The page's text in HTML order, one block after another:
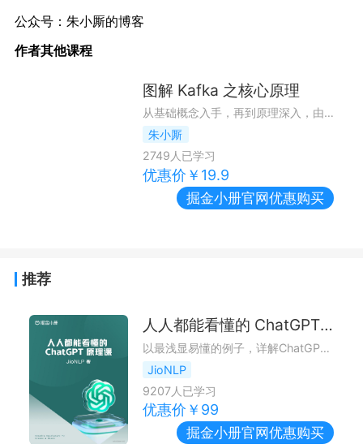
公众号：朱小厮的博客
作者其他课程
图解 Kafka 之核心原理
从基础概念入手，再到原理深入，由浅入深理解 Kafka
朱小厮
2749 人已学习
优惠价￥ 19.9
掘金小册官网优惠购买
推荐
人人都能看懂的 ChatGPT 原理课
以最浅显易懂的例子，详解ChatGPT原理。AI抢跑时代，助你把握先机！
JioNLP
9207人已学习
优惠价￥ 99
掘金小册官网优惠购买